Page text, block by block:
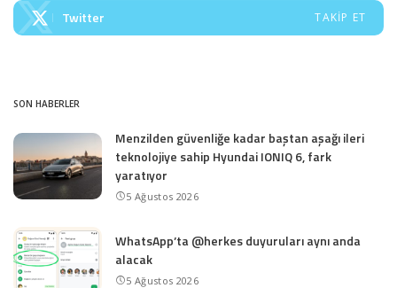
Twitter TAKIP ET
SON HABERLER
Menzilden güvenliğe kadar baştan aşağı ileri
teknolojiye sahip Hyundai IONIQ 6, fark
yaratıyor
5 Ağustos 2026
WhatsApp’ta @herkes duyuruları aynı anda
alacak
5 Ağustos 2026